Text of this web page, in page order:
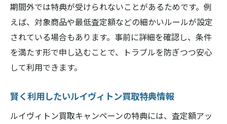
期間外では特典が受けられないことがあるためです。例
えば、対象商品や最低査定額などの細かいルールが設定
されている場合もあります。事前に詳細を確認し、条件
を満たす形で申し込むことで、トラブルを防ぎつつ安心
して利用できます。
賢く利用したいルイヴィトン買取特典情報
ルイヴィトン買取キャンペーンの特典には、査定額アッ